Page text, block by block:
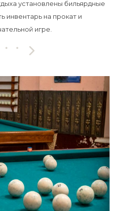
установлены бильярдные
инвентарь на прокат и
игре.